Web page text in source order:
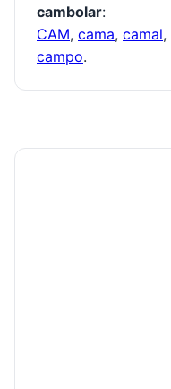
cambolar:
CAM, cama, camal,
campo.